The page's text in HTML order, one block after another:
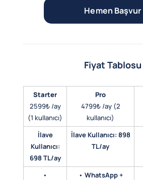
Hemen Başvur
Fiyat Tablosu
Starter
2599₺ /ay
(1 kullanıcı)
Pro
4799₺ /ay (2
kullanıcı)
İlave
Kullanıcı:
698 TL/ay
İlave Kullanıcı: 898
TL/ay
•
• WhatsApp +